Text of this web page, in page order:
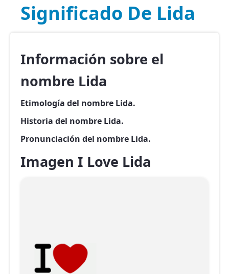
Significado De Lida
Información sobre el
nombre Lida
Etimología del nombre Lida.
Historia del nombre Lida.
Pronunciación del nombre Lida.
Imagen I Love Lida